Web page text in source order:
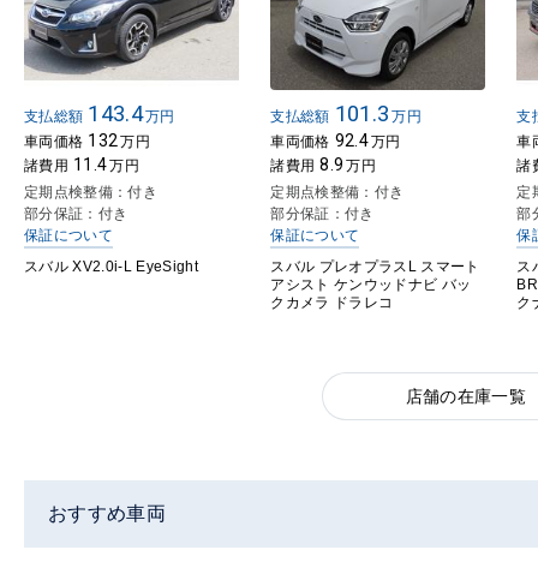
支払総額 143.4万円
車両価格 132万円
諸費用 11.4万円
定期点検整備：付き
部分保証：付き
保証について
スバル XV2.0i-L EyeSight
支払総額 101.3 万円
車両価格 92.4万円
諸費用 8.9 万円
定期点検整備：付き
部分保証：付き
保証について
スバル プレオプラスL スマート
アシスト ケンウッドナビ バッ
クカメラ ドラレコ
支
車
諸
定
部
保
ス
ク
店舗の在庫一覧
おすすめ車両